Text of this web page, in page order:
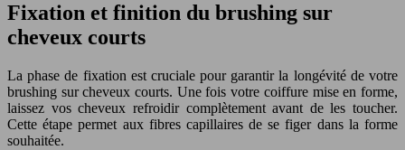
Fixation et finition du brushing sur
cheveux courts
La phase de fixation est cruciale pour garantir la longévité de votre
brushing sur cheveux courts. Une fois votre coiffure mise en forme,
laissez vos cheveux refroidir complètement avant de les toucher.
Cette étape permet aux fibres capillaires de se figer dans la forme
souhaitée.